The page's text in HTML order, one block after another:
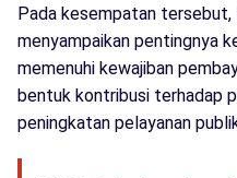
Pada kesempatan tersebut,
menyampaikan pentingnya
memenuhi kewajiban
bentuk kontribusi terhadap
peningkatan pelayanan